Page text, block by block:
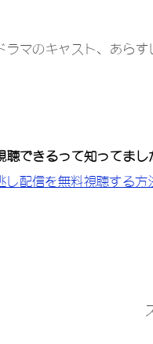
ラマのキャスト、あら
聴できるって知ってまし
し配信を無料視聴する方